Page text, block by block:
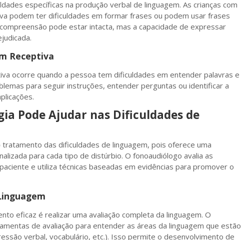
específicas na produção verbal de linguagem. As crianças com
podem ter dificuldades em formar frases ou podem usar frases
pode estar intacta, mas a capacidade de expressar
Receptiva
ocorre quando a pessoa tem dificuldades em entender palavras e
para seguir instruções, entender perguntas ou identificar a
Pode Ajudar nas Dificuldades de
das dificuldades de linguagem, pois oferece uma
para cada tipo de distúrbio. O fonoaudiólogo avalia as
e utiliza técnicas baseadas em evidências para promover o
eficaz é realizar uma avaliação completa da linguagem. O
de avaliação para entender as áreas da linguagem que estão
verbal, vocabulário, etc.). Isso permite o desenvolvimento de